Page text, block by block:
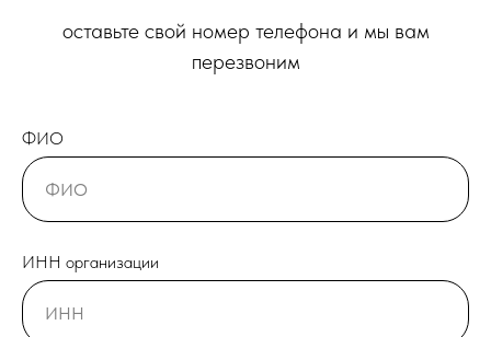
оставьте свой номер телефона и мы вам
перезвоним
ФИО
ИНН организации